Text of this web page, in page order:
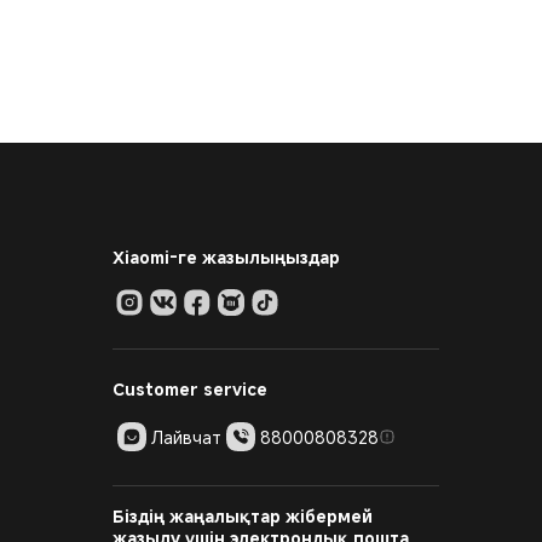
Xiaomi-ге жазылыңыздар
Customer service
Лайвчат 88000808328
Біздің жаңалықтар жібермей